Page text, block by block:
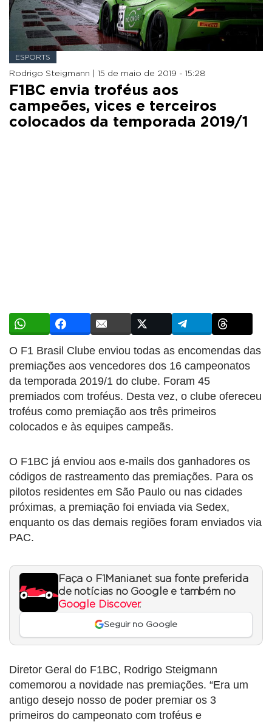
ESPORTS
Rodrigo Steigmann | 15 de maio de 2019 - 15:28
F1BC envia troféus aos
campeões, vices e terceiros
colocados da temporada 2019/1
O F1 Brasil Clube enviou todas as encomendas das
premiações aos vencedores dos 16 campeonatos
da temporada 2019/1 do clube. Foram 45
premiados com troféus. Desta vez, o clube ofereceu
troféus como premiação aos três primeiros
colocados e às equipes campeãs.
O F1BC já enviou aos e-mails dos ganhadores os
códigos de rastreamento das premiações. Para os
pilotos residentes em São Paulo ou nas cidades
próximas, a premiação foi enviada via Sedex,
enquanto os das demais regiões foram enviados via
PAC.
Faça o F1Mania.net sua fonte preferida
de notícias no Google e também no
Google Discover.
Seguir no Google
Diretor Geral do F1BC, Rodrigo Steigmann
comemorou a novidade nas premiações. “Era um
antigo desejo nosso de poder premiar os 3
primeiros do campeonato com troféus e